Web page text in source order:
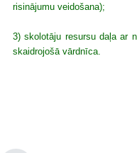
risinājumu veidošana);
3) skolotāju resursu daļa ar
skaidrojošā vārdnīca.